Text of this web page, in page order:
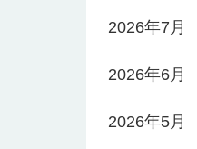
2026年7月
2026年6月
2026年5月